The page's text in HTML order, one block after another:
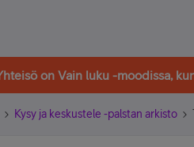
on Vain luku -moodissa,
Kysy ja keskustele -palstan arkisto